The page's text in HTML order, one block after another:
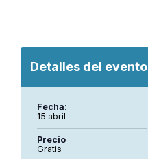
Detalles del evento
Fecha:
15 abril
Precio
Gratis